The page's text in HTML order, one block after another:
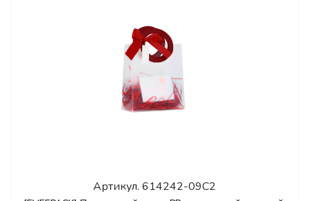
Артикул. 614242-09C2